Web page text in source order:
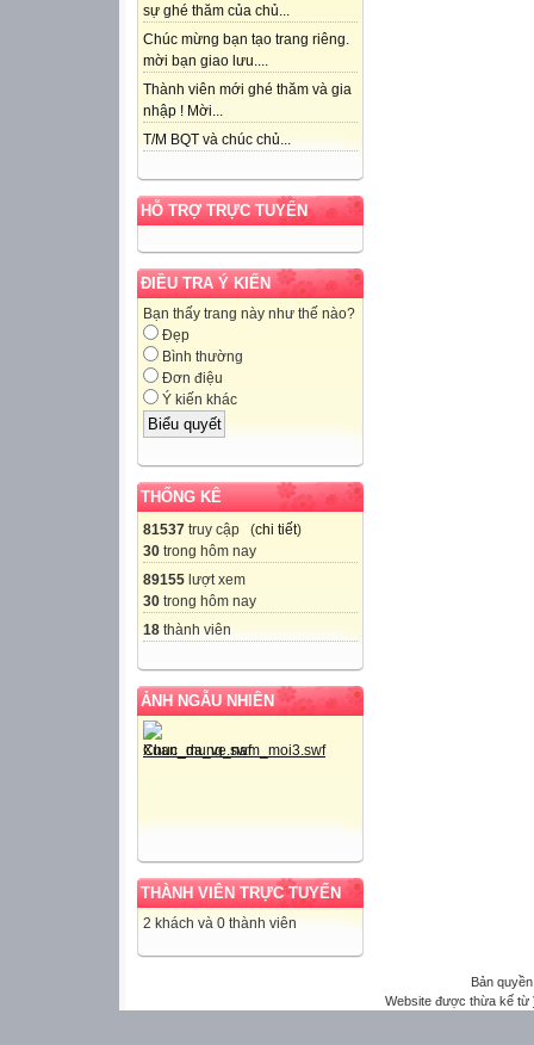
sự ghé thăm của chủ...
Chúc mừng bạn tạo trang riêng.
mời bạn giao lưu....
Thành viên mới ghé thăm và gia
nhập ! Mời...
T/M BQT và chúc chủ...
HỖ TRỢ TRỰC TUYẾN
ĐIỀU TRA Ý KIẾN
Bạn thấy trang này như thế nào?
Đẹp
Bình thường
Đơn điệu
Ý kiến khác
THỐNG KÊ
81537 truy cập (chi tiết)
30 trong hôm nay
89155 lượt xem
30 trong hôm nay
18 thành viên
ẢNH NGẪU NHIÊN
THÀNH VIÊN TRỰC TUYẾN
2 khách và 0 thành viên
Bản
Website được thừa kế từ